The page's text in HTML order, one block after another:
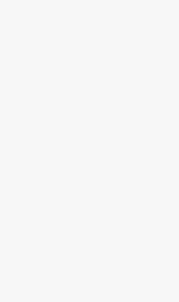
Genießen Sie
italienischen
– 0,75l.
Weinspezialisten